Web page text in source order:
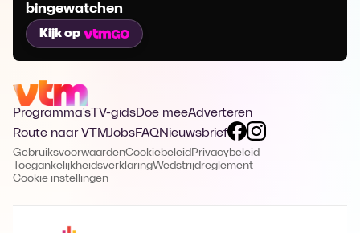
bingewatchen
Kijk op
Programma's TV-gidsDoe meeAdverteren
Route naar VTMJobsFAQNieuwsbrief
GebruiksvoorwaardenCookiebeleid Privacybeleid
ToegankelijkheidsverklaringWedstrijdreglement
Cookie instellingen